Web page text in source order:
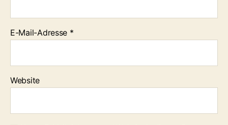
E-Mail-Adresse *
Website